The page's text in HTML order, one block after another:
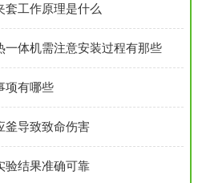
套工作原理是什么
一体机需注意安装过程有那些
项有哪些
釜导致致命伤害
验结果准确可靠